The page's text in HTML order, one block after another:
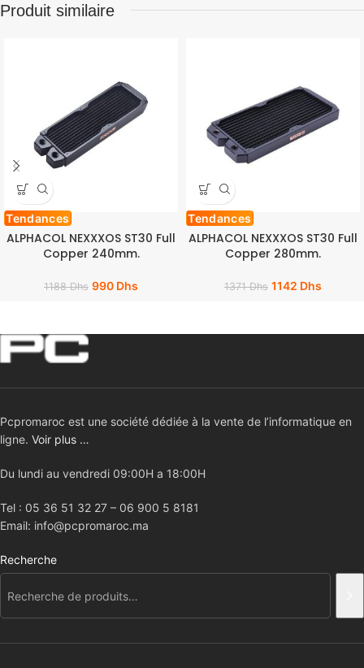
Produit similaire
Tendances
ALPHACOL NEXXXOS ST30 Full
Copper 240mm.
1188Dhs 990 Dhs
Tendances
ALPHACOL NEXXXOS ST30 Full
Copper 280mm.
1371Dhs 1142 Dhs
Pcpromaroc est une société dédiée à la vente de l’informatique en
ligne. Voir plus …
Du lundi au vendredi 09:00H a 18:00H
Tel : 05 36 51 32 27 – 06 900 5 8181
Email: info@pcpromaroc.ma
Recherche